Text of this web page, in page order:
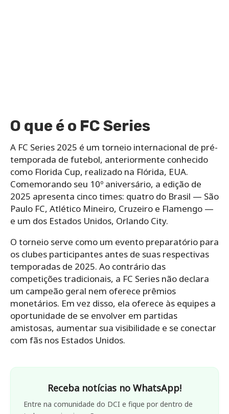
O que é o FC Series
A FC Series 2025 é um torneio internacional de pré-
temporada de futebol, anteriormente conhecido
como Florida Cup, realizado na Flórida, EUA.
Comemorando seu 10º aniversário, a edição de
2025 apresenta cinco times: quatro do Brasil — São
Paulo FC, Atlético Mineiro, Cruzeiro e Flamengo —
e um dos Estados Unidos, Orlando City.
O torneio serve como um evento preparatório para
os clubes participantes antes de suas respectivas
temporadas de 2025. Ao contrário das
competições tradicionais, a FC Series não declara
um campeão geral nem oferece prêmios
monetários. Em vez disso, ela oferece às equipes a
oportunidade de se envolver em partidas
amistosas, aumentar sua visibilidade e se conectar
com fãs nos Estados Unidos.
Receba notícias no WhatsApp!
Entre na comunidade do DCI e fique por dentro de